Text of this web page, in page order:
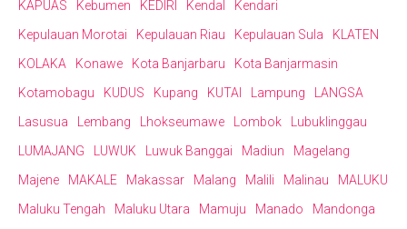
KAPUAS Kebumen KEDIRI Kendal
Kendari
Kepulauan Morotai
Kepulauan Riau Kepulauan Sula
KLATEN
KOLAKA
Konawe Kota Banjarbaru
Kota Banjarmasin
Kotamobagu
KUDUS Kupang KUTAI Lampung
LANGSA
Lasusua
Lembang Lhokseumawe Lombok
Lubuklinggau
LUMAJANG
LUWUK Luwuk Banggai Madiun
Magelang
Majene
MAKALE Makassar Malang Malili Malinau
MALUKU
Maluku Tengah
Maluku Utara Mamuju Manado
Mandonga